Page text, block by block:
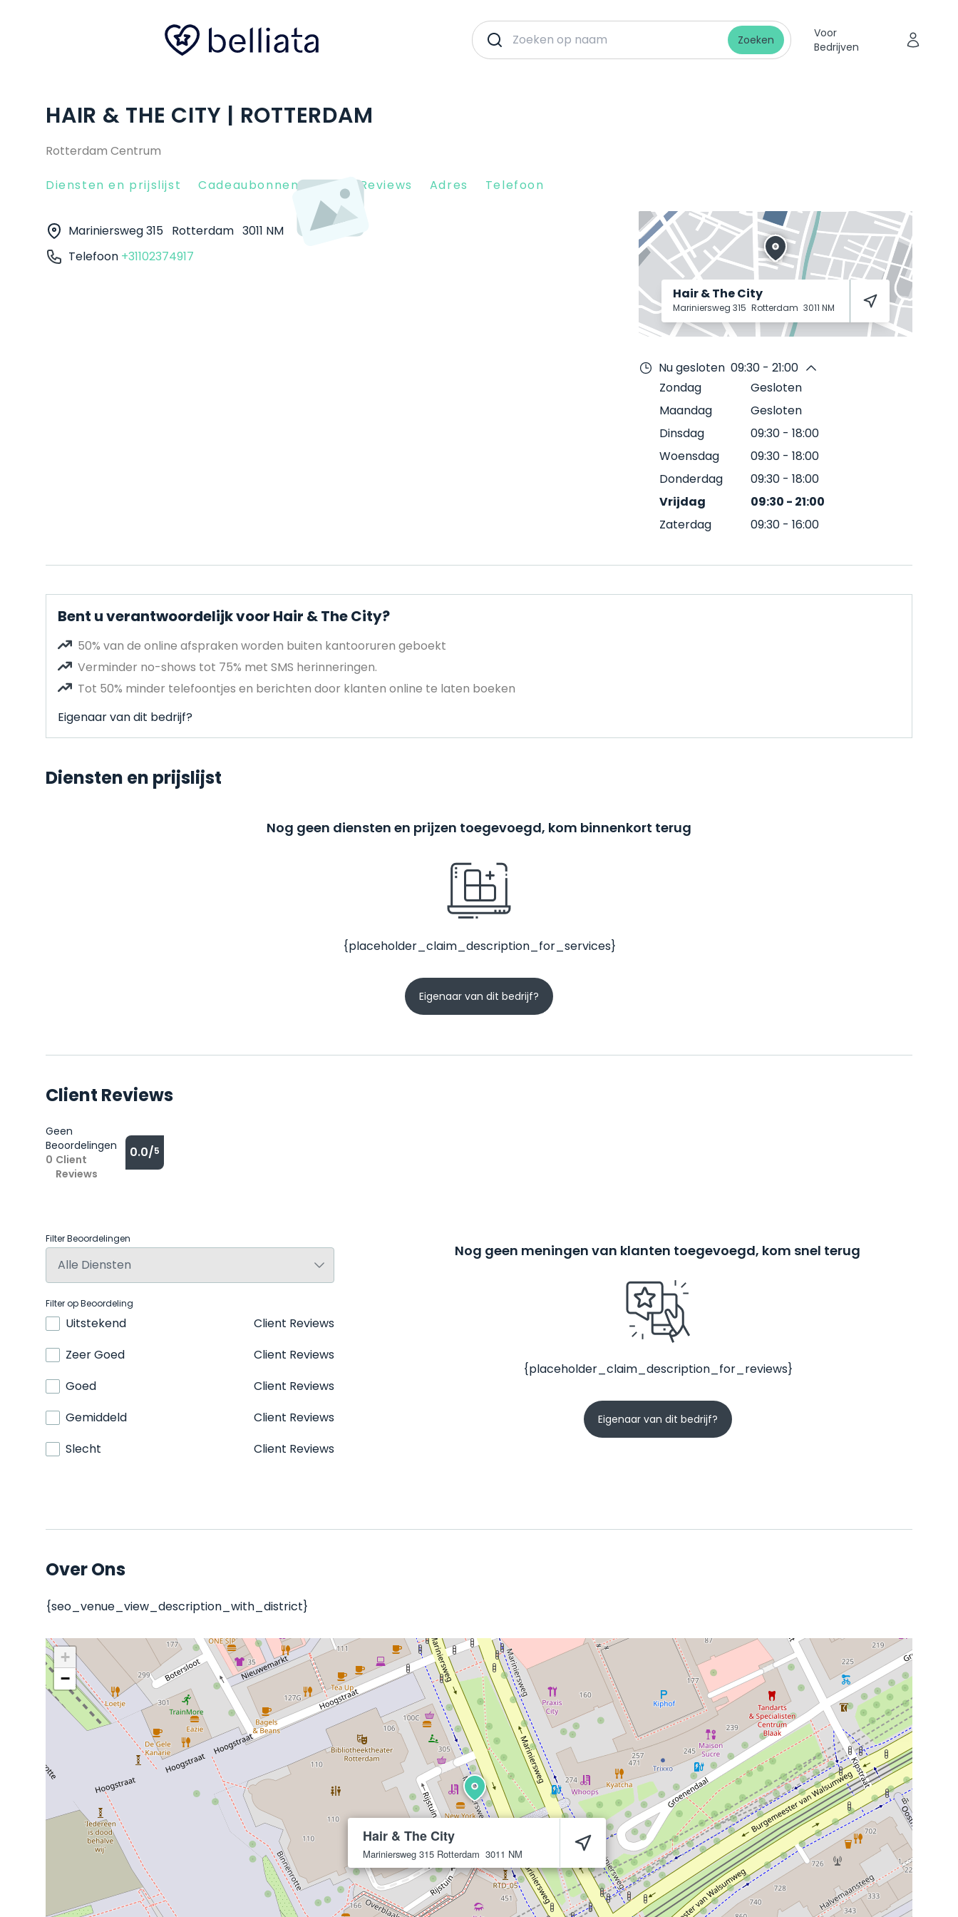
Zoeken
Voor
Bedrijven
HAIR & THE CITY | ROTTERDAM
Rotterdam Centrum
Diensten en prijslijst Cadeaubonnen Client Reviews Adres Telefoon
Mariniersweg 315 Rotterdam 3011 NM
Telefoon +31102374917
Hair & The City
Mariniersweg 315 Rotterdam 3011 NM
Nu gesloten 09:30 - 21:00
Zondag
Gesloten
Maandag
Gesloten
Dinsdag
09:30 - 18:00
Woensdag
09:30 - 18:00
Donderdag
09:30 - 18:00
Vrijdag
09:30 - 21:00
Zaterdag
09:30 - 16:00
Bent u verantwoordelijk voor Hair & The City?
50% van de online afspraken worden buiten kantooruren geboekt
Verminder no-shows tot 75% met SMS herinneringen.
Tot 50% minder telefoontjes en berichten door klanten online te laten boeken
Eigenaar van dit bedrijf?
Diensten en prijslijst
Nog geen diensten en prijzen toegevoegd, kom binnenkort terug
{placeholder_claim_description_for_services}
Eigenaar van dit bedrijf?
Client Reviews
Geen
Beoordelingen
0 Client
Reviews
0.0/5
Filter Beoordelingen
Filter op Beoordeling
Uitstekend
Client Reviews
Zeer Goed
Client Reviews
Goed
Client Reviews
Gemiddeld
Client Reviews
Slecht
Client Reviews
Nog geen meningen van klanten toegevoegd, kom snel terug
{placeholder_claim_description_for_reviews}
Eigenaar van dit bedrijf?
Over Ons
{seo_venue_view_description_with_district}
Hair & The City
Mariniersweg 315 Rotterdam 3011 NM
+
−